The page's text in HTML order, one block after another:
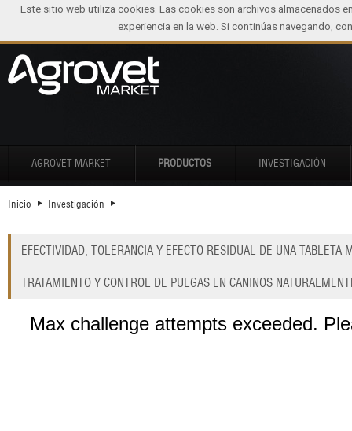
AGROVET MARKET PRODUCTOS INVESTIGACIÓN
Inicio Investigación
EFECTIVIDAD, TOLERANCIA Y EFECTO RESIDUAL DE UNA
TRATAMIENTO Y CONTROL DE PULGAS EN CANINOS
Este sitio web utiliza cookies. Las cookies son archivos almacenados
experiencia en la web. Si continúas navegando,